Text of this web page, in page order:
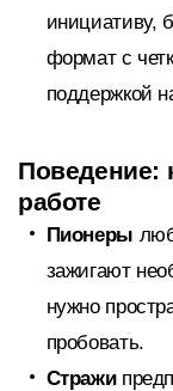
инициативу,
формат с
поддержкой
Поведение:
работе
Пионеры
зажигают
нужно
пробовать.
Стражи